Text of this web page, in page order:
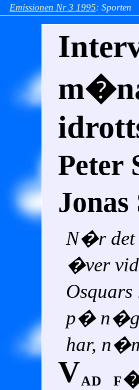
Emissionen Nr 3 1995:Sporten
Peter
Jonas
N�r det
�ver
p�
har,
Vad